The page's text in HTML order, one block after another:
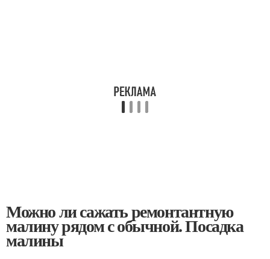
Можно ли сажать ремонтантную
малину рядом с обычной. Посадка
малины